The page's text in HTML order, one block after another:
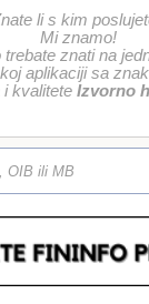
li s kim
Mi znamo!
znati na
aplikaciji sa
i kvalitete Izvorno